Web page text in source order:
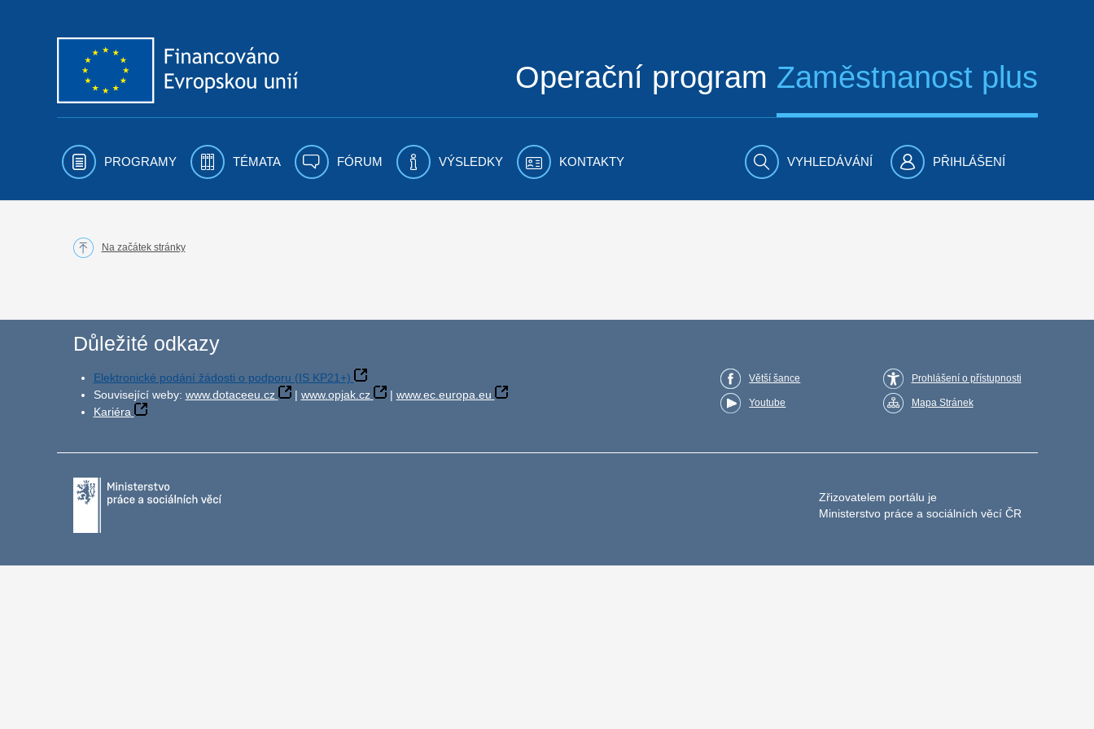
Operační program Zaměstnanost plus
PROGRAMY TÉMATA FÓRUM VÝSLEDKY KONTAKTY VYHLEDÁVÁNÍ PŘIHLÁŠENÍ
Na začátek stránky
Důležité odkazy
Elektronické podání žádosti o podporu (IS KP21+)
Související weby: www.dotaceeu.cz | www.opjak.cz | www.ec.europa.eu
Kariéra
Větší šance
Youtube
Prohlášení o přístupnosti
Mapa Stránek
Zřizovatelem portálu je
Ministerstvo práce a sociálních věcí ČR